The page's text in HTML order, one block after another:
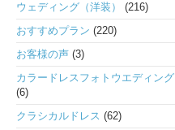
ウェディング（洋装）
(216)
おすすめプラン (220)
お客様の声 (3)
カラードレスフォトウエディング
(6)
クラシカルドレス (62)